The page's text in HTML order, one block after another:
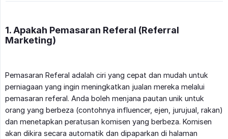
1. Apakah Pemasaran Referal (Referral
Marketing)
Pemasaran Referal adalah ciri yang cepat dan mudah untuk
perniagaan yang ingin meningkatkan jualan mereka melalui
pemasaran referal. Anda boleh menjana pautan unik untuk
orang yang berbeza (contohnya influencer, ejen, jurujual, rakan)
dan menetapkan peratusan komisen yang berbeza. Komisen
akan dikira secara automatik dan dipaparkan di halaman